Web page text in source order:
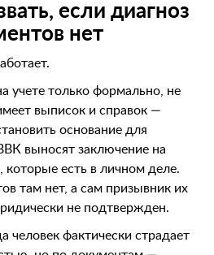
если диагноз
нет
учете только формально, не
выписок и справок —
основание для
выносят заключение на
которые есть в личном деле.
там нет, а сам призывник их
не подтвержден.
человек фактически страдает